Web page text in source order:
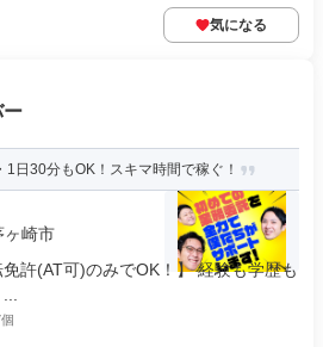
気になる
ー
日30分もOK！スキマ時間で稼ぐ！
ヶ崎市
許(AT可)のみでOK！】 経験も学歴も